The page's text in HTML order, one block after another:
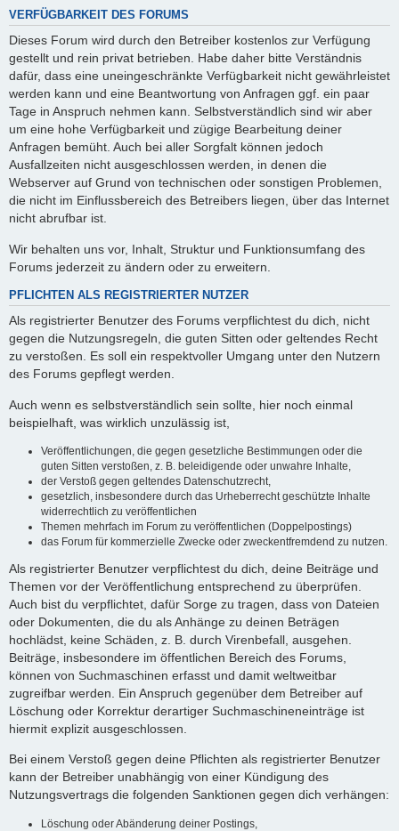
VERFÜGBARKEIT DES FORUMS
Dieses Forum wird durch den Betreiber kostenlos zur Verfügung
gestellt und rein privat betrieben. Habe daher bitte Verständnis
dafür, dass eine uneingeschränkte Verfügbarkeit nicht gewährleistet
werden kann und eine Beantwortung von Anfragen ggf. ein paar
Tage in Anspruch nehmen kann. Selbstverständlich sind wir aber
um eine hohe Verfügbarkeit und zügige Bearbeitung deiner
Anfragen bemüht. Auch bei aller Sorgfalt können jedoch
Ausfallzeiten nicht ausgeschlossen werden, in denen die
Webserver auf Grund von technischen oder sonstigen Problemen,
die nicht im Einflussbereich des Betreibers liegen, über das Internet
nicht abrufbar ist.
Wir behalten uns vor, Inhalt, Struktur und Funktionsumfang des
Forums jederzeit zu ändern oder zu erweitern.
PFLICHTEN ALS REGISTRIERTER NUTZER
Als registrierter Benutzer des Forums verpflichtest du dich, nicht
gegen die Nutzungsregeln, die guten Sitten oder geltendes Recht
zu verstoßen. Es soll ein respektvoller Umgang unter den Nutzern
des Forums gepflegt werden.
Auch wenn es selbstverständlich sein sollte, hier noch einmal
beispielhaft, was wirklich unzulässig ist,
Veröffentlichungen, die gegen gesetzliche Bestimmungen oder die
guten Sitten verstoßen, z. B. beleidigende oder unwahre Inhalte,
der Verstoß gegen geltendes Datenschutzrecht,
gesetzlich, insbesondere durch das Urheberrecht geschützte Inhalte
widerrechtlich zu veröffentlichen
Themen mehrfach im Forum zu veröffentlichen (Doppelpostings)
das Forum für kommerzielle Zwecke oder zweckentfremdend zu nutzen.
Als registrierter Benutzer verpflichtest du dich, deine Beiträge und
Themen vor der Veröffentlichung entsprechend zu überprüfen.
Auch bist du verpflichtet, dafür Sorge zu tragen, dass von Dateien
oder Dokumenten, die du als Anhänge zu deinen Beträgen
hochlädst, keine Schäden, z. B. durch Virenbefall, ausgehen.
Beiträge, insbesondere im öffentlichen Bereich des Forums,
können von Suchmaschinen erfasst und damit weltweitbar
zugreifbar werden. Ein Anspruch gegenüber dem Betreiber auf
Löschung oder Korrektur derartiger Suchmaschineneinträge ist
hiermit explizit ausgeschlossen.
Bei einem Verstoß gegen deine Pflichten als registrierter Benutzer
kann der Betreiber unabhängig von einer Kündigung des
Nutzungsvertrags die folgenden Sanktionen gegen dich verhängen:
Löschung oder Abänderung deiner Postings,